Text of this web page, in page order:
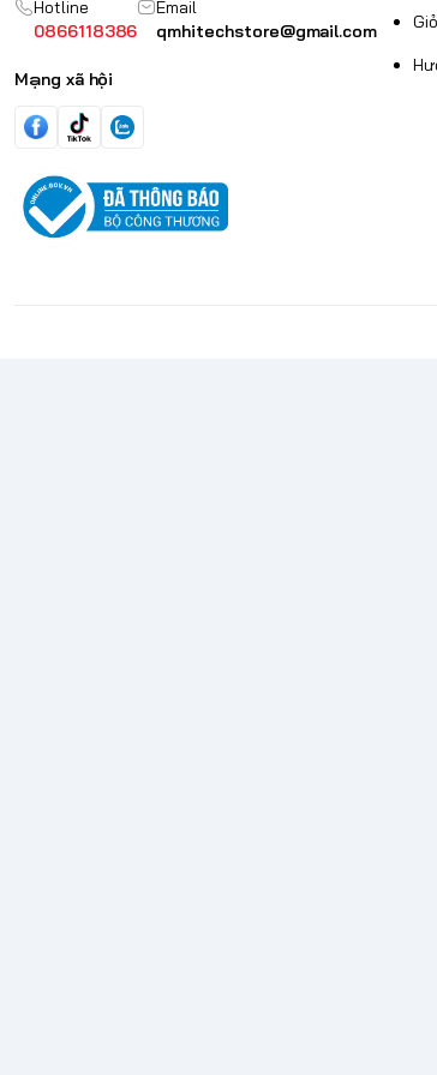
Hotline
0866118386
Email
qmhitechstore@gmail.com
Mạng xã hội